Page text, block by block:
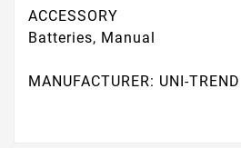
ACCESSORY
Batteries, Manual
MANUFACTURER: UNI-TREND